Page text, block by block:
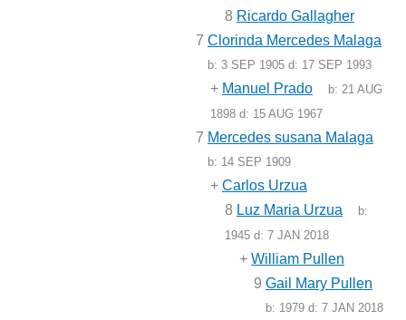
8 Ricardo Gallagher
7 Clorinda Mercedes Malaga
b:3 SEP 1905 d: 17 SEP 1993
+ Manuel Prado b:21 AUG
1898 d: 15 AUG 1967
7 Mercedes susana Malaga
b: 14 SEP 1909
+ Carlos Urzua
8 Luz Maria Urzua
b:
1945 d: 7 JAN 2018
+ William Pullen
9 Gail Mary Pullen
b: 1979 d:7 JAN 2018